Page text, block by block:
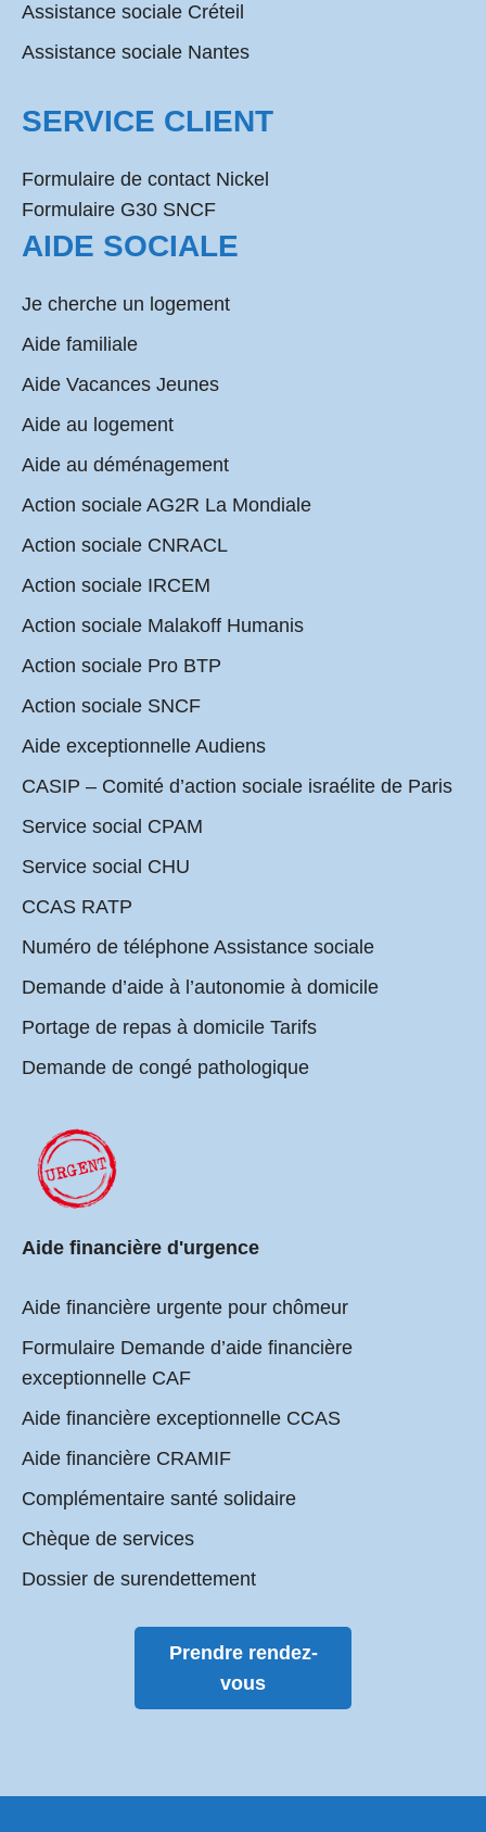
Assistance sociale Créteil
Assistance sociale Nantes
SERVICE CLIENT
Formulaire de contact Nickel
Formulaire G30 SNCF
AIDE SOCIALE
Je cherche un logement
Aide familiale
Aide Vacances Jeunes
Aide au logement
Aide au déménagement
Action sociale AG2R La Mondiale
Action sociale CNRACL
Action sociale IRCEM
Action sociale Malakoff Humanis
Action sociale Pro BTP
Action sociale SNCF
Aide exceptionnelle Audiens
CASIP – Comité d’action sociale israélite de Paris
Service social CPAM
Service social CHU
CCAS RATP
Numéro de téléphone Assistance sociale
Demande d’aide à l’autonomie à domicile
Portage de repas à domicile Tarifs
Demande de congé pathologique
Aide financière d'urgence
Aide financière urgente pour chômeur
Formulaire Demande d’aide financière
exceptionnelle CAF
Aide financière exceptionnelle CCAS
Aide financière CRAMIF
Complémentaire santé solidaire
Chèque de services
Dossier de surendettement
Prendre rendez-
vous